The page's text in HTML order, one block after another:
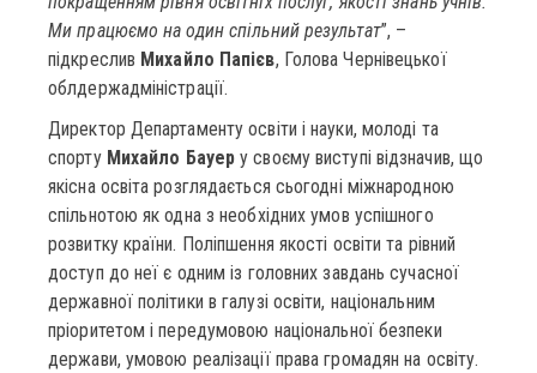
Ми працюємо на один спільний результат”, –
підкреслив Михайло Папієв, Голова Чернівецької
облдержадміністрації.
Директор Департаменту освіти і науки, молоді та
спортуМихайло Бауер у своєму виступі відзначив, що
якісна освіта розглядається сьогодні міжнародною
спільнотою як одна з необхідних умов успішного
розвитку країни. Поліпшення якості освіти та рівний
доступ до неї є одним із головних завдань сучасної
державної політики в галузі освіти, національним
пріоритетом і передумовою національної безпеки
держави, умовою реалізації права громадян на освіту.